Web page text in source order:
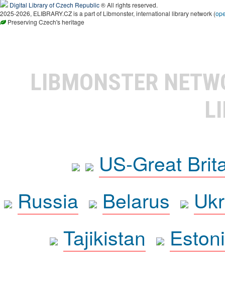
Digital Library of Czech Republic® All rights reserved.
2025-2026, ELIBRARY.CZ is a part of Libmonster, international library network (
Preserving Czech's heritage
LIBMONSTER
US-Great
Russia
Belarus
Tajikistan